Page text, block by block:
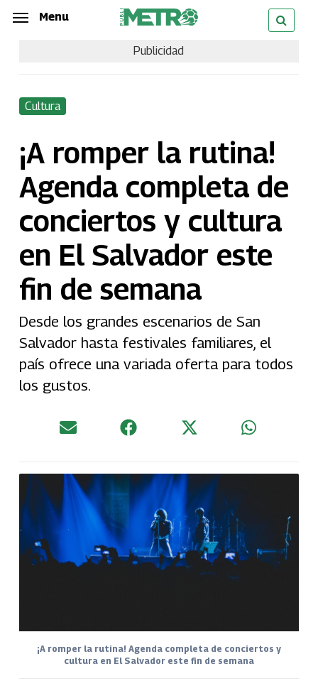
Skip
content
Menu
Publicidad
Cultura
¡A romper la rutina!
Agenda completa de
conciertos y cultura
en El Salvador este
fin de semana
Desde los grandes escenarios de San
Salvador hasta festivales familiares, el
país ofrece una variada oferta para todos
los gustos.
¡A romper la rutina! Agenda completa de conciertos y
cultura en El Salvador este fin de semana
Menu